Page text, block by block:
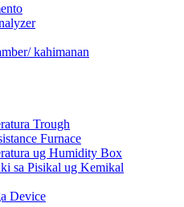
kahimanan
Trough
Furnace
ug Humidity Box
sa Pisikal ug Kemikal
Device